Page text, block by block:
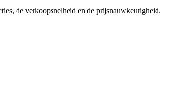
de verkoopsnelheid en de prijsnauwkeurigheid.